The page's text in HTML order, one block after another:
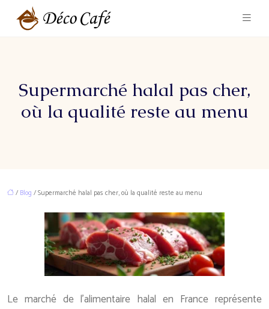
Supermarché halal pas cher,
où la qualité reste au menu
/ Blog / Supermarché halal pas cher, où la qualité reste au menu
Le marché de l’alimentaire halal en France représente